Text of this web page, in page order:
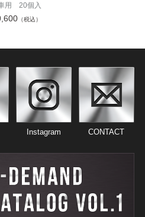
用 20個入
（税込）
Instagram CONTACT